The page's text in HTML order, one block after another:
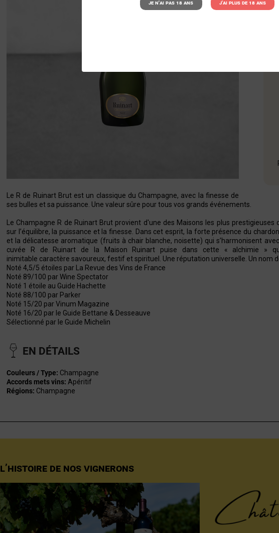
Je n'ai pas 18 ans J'ai plus de 18 ans
Le R de Ruinart Brut est un classique du Champagne, avec la finesse de
ses bulles et sa puissance. Une valeur sûre pour tous vos grands événements.
Le Champagne R de Ruinart Brut provient d'une des Maisons les plus
sur l’équilibre, la puissance et la finesse. Dans cet esprit, la forte présence du
et la délicatesse aromatique (fruits à chair blanche, noisette) qui s’harmonisent
cuvée R de Ruinart de la Maison Ruinart puise dans cette « alchimie » qui
inimitable caractère savoureux, festif et spirituel. Une réputation universelle. Un nom
Noté 4,5/5 étoiles par La Revue des Vins de France
Noté 89/100 par Wine Spectator
Noté 1 étoile au Guide Hachette
Noté 88/100 par Parker
Noté 15/20 par Vinum Magazine
Noté 16/20 par le Guide Bettane & Desseauve
Sélectionné par le Guide Michelin
EN DÉTAILS
Couleurs / Type: Champagne
Accords mets vins: Apéritif
Régions: Champagne
L’HISTOIRE DE NOS VIGNERONS